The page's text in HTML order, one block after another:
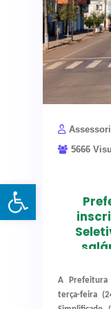
Open
município,
união de
deputado
do clube”,
5666
A Prefeitura
terça-feira